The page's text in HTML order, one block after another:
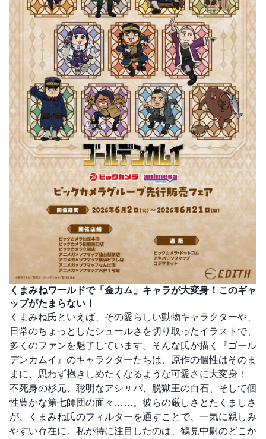
くまみねワールドで「金カム」キャラが大変身！このギャ
ップがたまらない！
くまみね氏といえば、その愛らしい動物キャラクターや、
日常のちょっとしたシュールさを切り取ったイラストで、
多くのファンを魅了しています。そんな氏が描く『ゴール
デンカムイ』のキャラクターたちは、原作の個性はそのま
まに、思わず抱きしめたくなるような可愛さに大変身！
不死身の杉元、聡明なアシㇼパ、脱獄王の白石、そして個
性豊かな第七師団の面々……。彼らの厳しさとたくましさ
が、くまみね氏のフィルターを通すことで、一気に親しみ
やすい存在に。私が特に注目したのは、鶴見中尉のどこか